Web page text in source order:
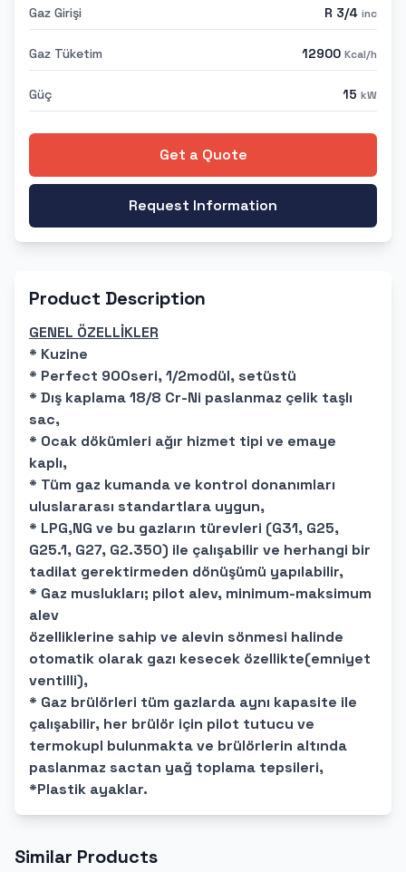
Gaz Girişi R 3/4 inc
Gaz Tüketim 12900 Kcal/h
Güç 15 kW
Get a Quote
Request Information
Product Description
GENEL ÖZELLİKLER
* Kuzine
* Perfect 900seri, 1/2modül, setüstü
* Dış kaplama 18/8 Cr-Ni paslanmaz çelik taşlı
sac,
* Ocak dökümleri ağır hizmet tipi ve emaye
kaplı,
* Tüm gaz kumanda ve kontrol donanımları
uluslararası standartlara uygun,
* LPG,NG ve bu gazların türevleri (G31, G25,
G25.1, G27, G2.350) ile çalışabilir ve herhangi bir
tadilat gerektirmeden dönüşümü yapılabilir,
* Gaz muslukları; pilot alev, minimum-maksimum
alev
özelliklerine sahip ve alevin sönmesi halinde
otomatik olarak gazı kesecek özellikte(emniyet
ventilli),
* Gaz brülörleri tüm gazlarda aynı kapasite ile
çalışabilir, her brülör için pilot tutucu ve
termokupl bulunmakta ve brülörlerin altında
paslanmaz sactan yağ toplama tepsileri,
*Plastik ayaklar.
Similar Products